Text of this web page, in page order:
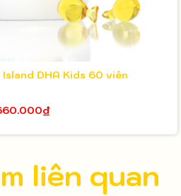
DHA Kids 60 viên
liên quan